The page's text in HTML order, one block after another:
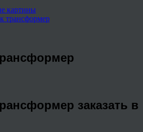
картины
трансформер
заказать в